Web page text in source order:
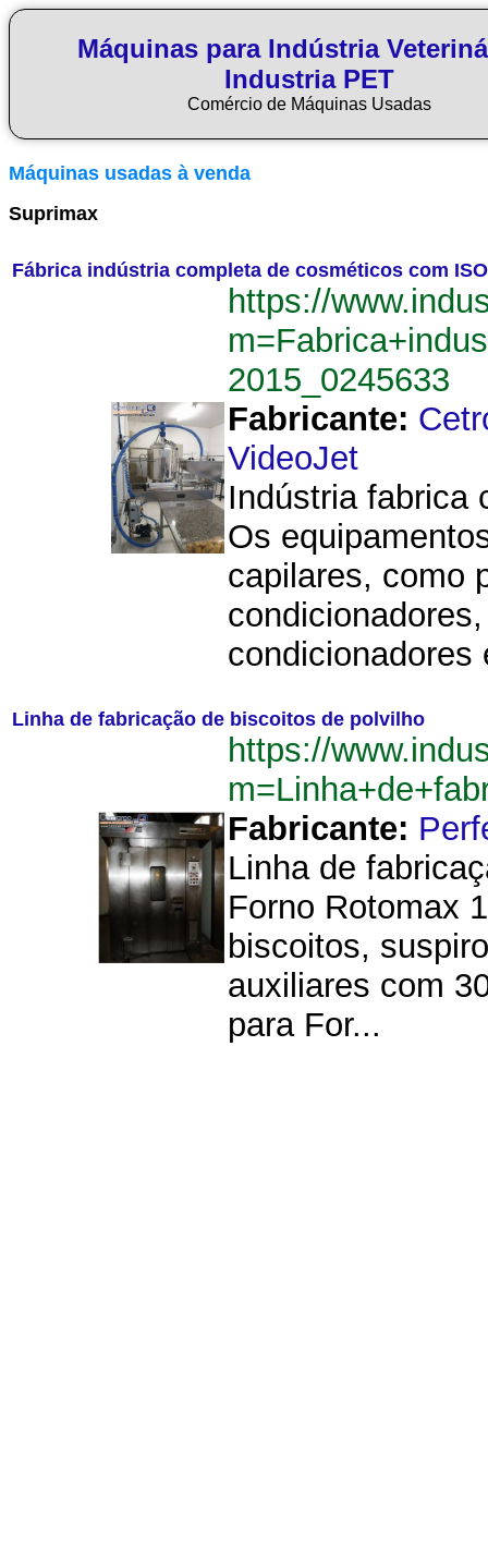
Máquinas para Indústria
Industria PET
Comércio de Máquinas Usadas
Máquinas usadas à venda
Suprimax
Fábrica indústria completa de cosméticos com ISO
https://
2015_0245633
Fabricante:
VideoJet
Indústria fabrica
Os
capilares, como
condicionadores
Linha de fabricação de biscoitos de polvilho
https://
Fabricante:
Linha de
Forno Rotomax
biscoitos,
auxiliares com
para For...